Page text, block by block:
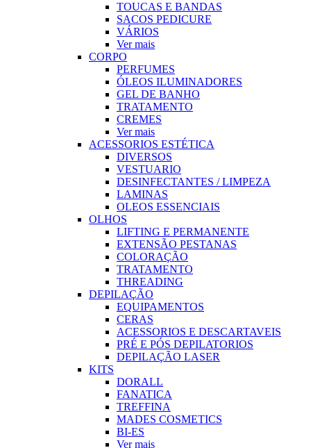
TOUCAS E BANDAS
SACOS PEDICURE
VÁRIOS
Ver mais
CORPO
PERFUMES
ÓLEOS ILUMINADORES
GEL DE BANHO
TRATAMENTO
CREMES
Ver mais
ACESSORIOS ESTÉTICA
DIVERSOS
VESTUARIO
DESINFECTANTES / LIMPEZA
LAMINAS
OLEOS ESSENCIAIS
OLHOS
LIFTING E PERMANENTE
EXTENSÃO PESTANAS
COLORAÇÃO
TRATAMENTO
THREADING
DEPILAÇÃO
EQUIPAMENTOS
CERAS
ACESSORIOS E DESCARTAVEIS
PRÉ E PÓS DEPILATORIOS
DEPILAÇÃO LASER
KITS
DORALL
FANATICA
TREFFINA
MADES COSMETICS
BI-ES
Ver mais